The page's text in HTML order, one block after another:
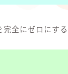
完全にゼロにする